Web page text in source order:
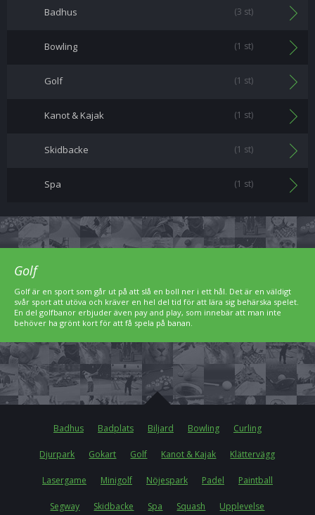
Badhus (3 st)
Bowling (1 st)
Golf (1 st)
Kanot & Kajak (1 st)
Skidbacke (1 st)
Spa (1 st)
Golf
Golf är en sport som går ut på att slå en boll ner i ett hål. Det är en väldigt
svår sport att utöva och kräver en hel del tid för att lära sig behärska spelet.
En del golfbanor erbjuder även pay and play, som innebär att man inte
behöver ha grönt kort för att få spela på banan.
Badhus Badplats Biljard Bowling Curling
Djurpark Gokart Golf Kanot & Kajak Klättervägg
Lasergame Minigolf Nöjespark Padel Paintball
Segway Skidbacke Spa Squash Upplevelse